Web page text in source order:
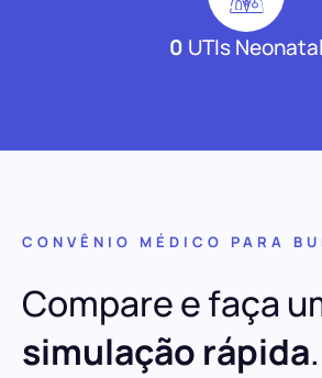
0 UTIs Neonatal
CONVÊNIO MÉDICO PARA
Compare e faça
simulação rápida.